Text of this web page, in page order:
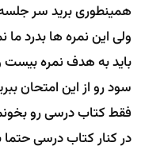
ولی این نمره ها بدرد
باید به هدف نمره بیست
سود رو از این امتحان
فقط کتاب درسی رو
در کنار کتاب درسی